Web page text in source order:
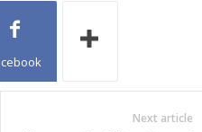
Next article